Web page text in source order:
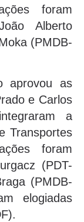
foram
Alberto
(PMDB-
aprovou as
e Carlos
a
Transportes
foram
(PDT-
(PMDB-
elogiadas